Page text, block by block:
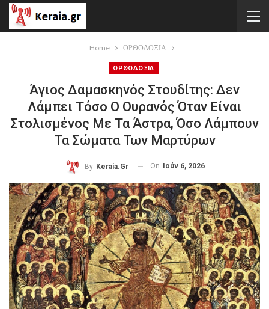
Home ΟΡΘΟΔΟΞΙΑ
ΟΡΘΟΔΟΞΙΑ
Άγιος Δαμασκηνός Στουδίτης: Δεν
Λάμπει Τόσο Ο Ουρανός Όταν Είναι
Στολισμένος Με Τα Άστρα, Όσο Λάμπουν
Τα Σώματα Των Μαρτύρων
By Keraia.gr On Ιούν 6, 2026